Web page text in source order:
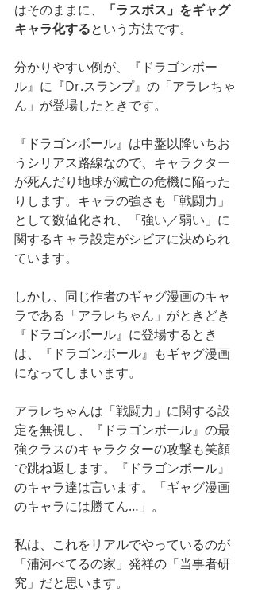
はそのままに、
「ラスボス」をギャグ
キャラ化するという方法です。
分かりやすい例が、『ドラゴンボー
ル』に『Dr.スランプ』の「アラレちゃ
ん」が登場したときです。
『ドラゴンボール』は中盤以降いちお
うシリアス路線なので、キャラクター
が死んだり地球が滅亡の危機に陥った
りします。キャラの強さも「戦闘力」
として数値化され、「強い／弱い」に
関するキャラ設定がシビアに決められ
ています。
しかし、同じ作者のギャグ漫画のキャ
ラである「アラレちゃん」がときどき
『ドラゴンボール』に登場するとき
は、『ドラゴンボール』もギャグ漫画
になってしまいます。
アラレちゃんは「戦闘力」に関する設
定を無視し、『ドラゴンボール』の最
強クラスのキャラクターの攻撃も笑顔
で跳ね返します。『ドラゴンボール』
のキャラ達は言います。「ギャグ漫画
のキャラには勝てん…」。
私は、これをリアルでやっているのが
「浦河べてるの家」発祥の「当事者研
究」だと思います。